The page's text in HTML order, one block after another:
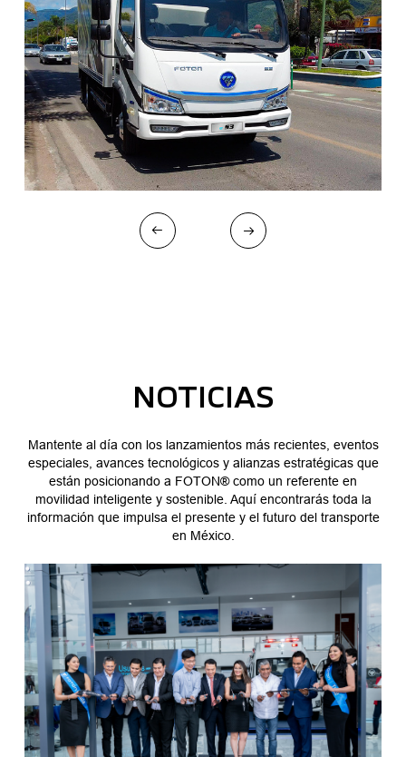
NOTICIAS
Mantente al día con los lanzamientos más recientes, eventos
especiales, avances tecnológicos y alianzas estratégicas que
están posicionando a FOTON® como un referente en
movilidad inteligente y sostenible. Aquí encontrarás toda la
información que impulsa el presente y el futuro del transporte
en México.